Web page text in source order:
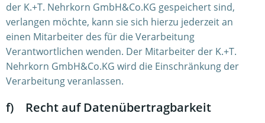
der K.+T. Nehrkorn GmbH&Co.KG gespeichert sind,
verlangen möchte, kann sie sich hierzu jederzeit an
einen Mitarbeiter des für die Verarbeitung
Verantwortlichen wenden. Der Mitarbeiter der K.+T.
Nehrkorn GmbH&Co.KG wird die Einschränkung der
Verarbeitung veranlassen.
f) Recht auf Datenübertragbarkeit